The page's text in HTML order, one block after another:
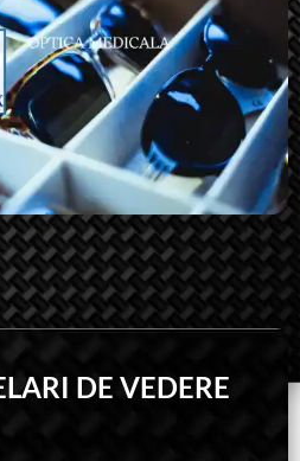
DE VEDERE